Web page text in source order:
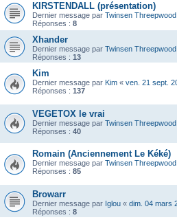
KIRSTENDALL (présentation)
Dernier message par Twinsen Threepwood
Réponses : 8
Xhander
Dernier message par Twinsen Threepwood
Réponses : 13
Kim
Dernier message par Kim « ven. 21 sept.
Réponses : 137
VEGETOX le vrai
Dernier message par Twinsen Threepwood
Réponses : 40
Romain (Anciennement Le Kéké)
Dernier message par Twinsen Threepwood
Réponses : 85
Browarr
Dernier message par Iglou « dim. 04 mars
Réponses : 8